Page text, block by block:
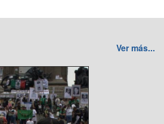
Ver más...